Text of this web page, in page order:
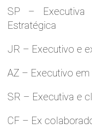
SP – Executiva
Estratégica
JR – Executivo e
AZ – Executivo
SR – Executiva e
CF – Ex